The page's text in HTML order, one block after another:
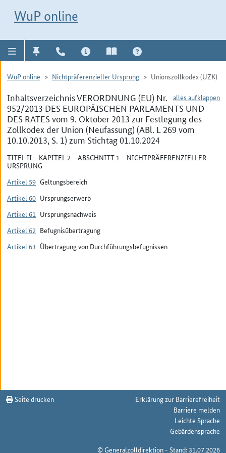
WuP online
WuP online Nichtpräferenzieller Ursprung Unionszollkodex (UZK)
alles aufklappen
Inhaltsverzeichnis VERORDNUNG (EU) Nr.
952/2013 DES EUROPÄISCHEN PARLAMENTS UND
DES RATES vom 9. Oktober 2013 zur Festlegung des
Zollkodex der Union (Neufassung) (ABl. L 269 vom
10.10.2013, S. 1) zum Stichtag 01.10.2024
TITEL II – KAPITEL 2 – ABSCHNITT 1 – NICHTPRÄFERENZIELLER
URSPRUNG
Artikel 59 Geltungsbereich
Artikel 60 Ursprungserwerb
Artikel 61 Ursprungsnachweis
Artikel 62 Befugnisübertragung
Artikel 63 Übertragung von Durchführungsbefugnissen
Seite drucken
Erklärung zur Barrierefreiheit
Barriere melden
Leichte Sprache
Gebärdensprache
© Generalzolldirektion - Stand: 31.07.2026